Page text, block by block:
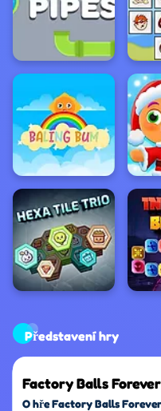
Představení hry
Factory Balls Forever
O hře Factory Balls Forever